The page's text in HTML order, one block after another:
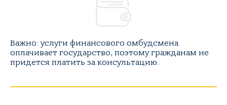
Важно: услуги финансового омбудсмена
оплачивает государство, поэтому гражданам не
придется платить за консультацию.